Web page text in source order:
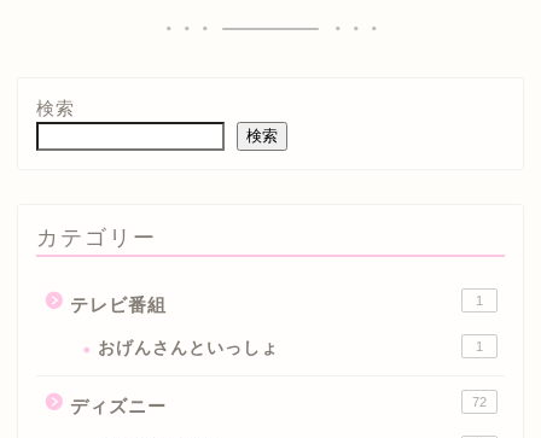
検索
検索
カテゴリー
テレビ番組 1
おげんさんといっしょ 1
ディズニー 72